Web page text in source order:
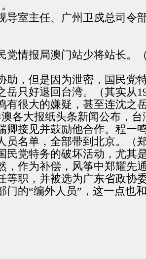
室主任、广州卫戍总司令
情报局澳门站少将站长。
，但是因为泄密，国民党
只好退回台湾。（其实从
很大的嫌疑，甚至连沈之
各大报纸头条新闻公布，
接见并鼓励他合作。程一
名单，全部带到北京。（
党特务的破坏活动，尤其
作为补偿，风筝中郑耀先
职，并被选为广东省政协
的“编外人员”，这一点也